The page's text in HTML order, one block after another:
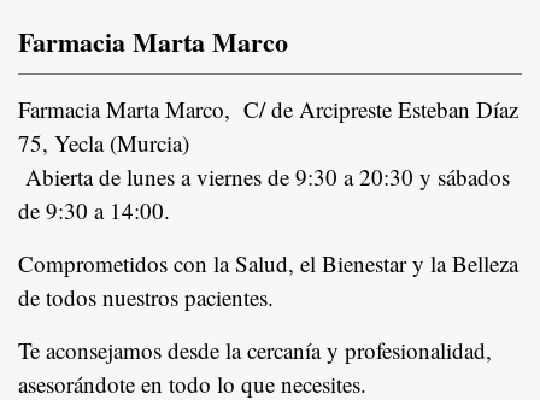
Farmacia Marta Marco
Farmacia Marta Marco, C/ de Arcipreste Esteban Díaz
75, Yecla (Murcia)
Abierta de lunes a viernes de 9:30 a 20:30 y sábados
de 9:30 a 14:00.
Comprometidos con la Salud, el Bienestar y la Belleza
de todos nuestros pacientes.
Te aconsejamos desde la cercanía y profesionalidad,
asesorándote en todo lo que necesites.